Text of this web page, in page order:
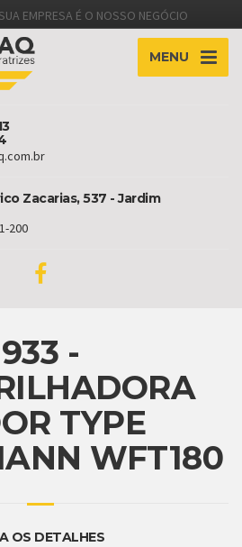
EMPRESA É O NOSSO NEGÓCIO
MENU
Zacarias, 537 - Jardim
200
933 -
TYPE
WFT180
OS DETALHES